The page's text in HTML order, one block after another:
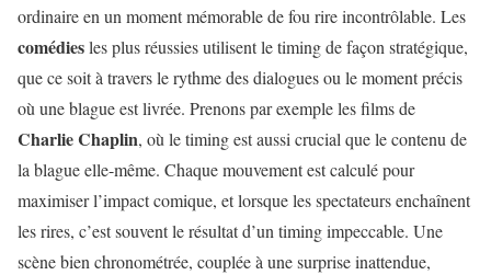
ordinaire en un moment mémorable de fou rire incontrôlable. Les
comédiesles plus réussies utilisent le timing de façon stratégique,
que ce soit à travers le rythme des dialogues ou le moment précis
où une blague est livrée. Prenons par exemple les films de
Charlie Chaplin, où le timing est aussi crucial que le contenu de
la blague elle-même. Chaque mouvement est calculé pour
maximiser l’impact comique, et lorsque les spectateurs enchaînent
les rires, c’est souvent le résultat d’un timing impeccable. Une
scène bien chronométrée, couplée à une surprise inattendue,